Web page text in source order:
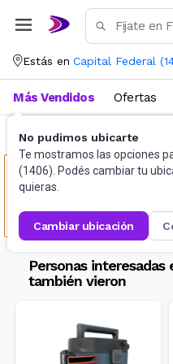
Estás en Capital Federal (
No pudimos ubicarte
Te mostramos las opciones
(1406). Podés cambiar tu
quieras.
cambiar ubicación
Más Vendidos Ofertas
Hogar Aspiradoras
Este producto no
Personas
también vieron